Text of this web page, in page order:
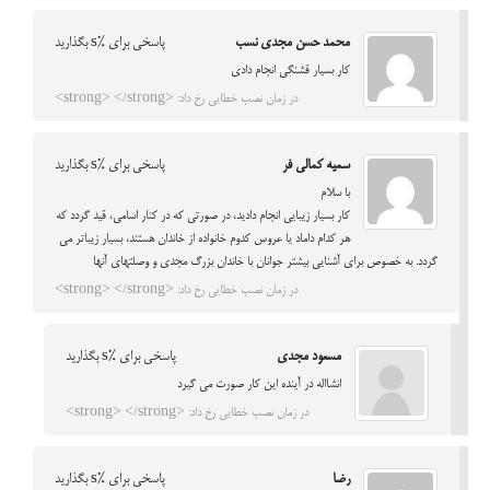
محمد حسن مجدی نسب پاسخی برای %s بگذارید
کار بسیار قشنگی انجام دادی
در زمان نصب خطایی رخ داد: <strong> </strong>
سمیه کمالی فر پاسخی برای %s بگذارید
با سلام
کار بسیار زیبایی انجام دادید، در صورتی که در کنار اسامی، قید گردد که
هر کدام داماد یا عروس کدوم خانواده از خاندان هستند، بسیار زیباتر می
گردد. به خصوص برای آشنایی بیشتر جوانان با خاندان بزرگ مجدی و وصلتهای آنها
در زمان نصب خطایی رخ داد: <strong> </strong>
مسعود مجدی پاسخی برای %s بگذارید
انشااله در آینده این کار صورت می گیرد
در زمان نصب خطایی رخ داد: <strong> </strong>
رضا پاسخی برای %s بگذارید